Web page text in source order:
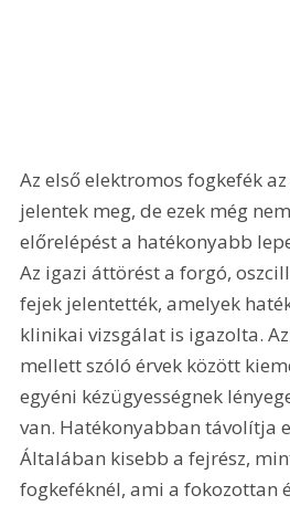
Az első elektromos fogkefék
jelentek meg, de ezek még
előrelépést a hatékonyabb
Az igazi áttörést a forgó,
fejek jelentették, amelyek
klinikai vizsgálat is igazolta.
mellett szóló érvek között
egyéni kézügyességnek
van. Hatékonyabban távolítja
Általában kisebb a fejrész,
fogkeféknél, ami a fokozottan